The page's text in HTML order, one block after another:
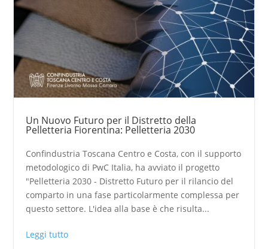
Un Nuovo Futuro per il Distretto della
Pelletteria Fiorentina: Pelletteria 2030
Confindustria Toscana Centro e Costa, con il supporto
metodologico di PwC Italia, ha avviato il progetto
"Pelletteria 2030 - Distretto Futuro per il rilancio del
comparto in una fase particolarmente complessa per
questo settore. L'idea alla base è che risulta...
Leggi tutto